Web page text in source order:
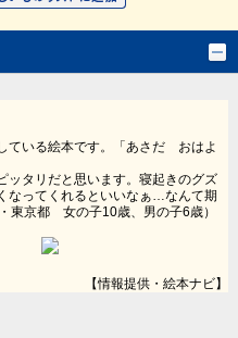
ている絵本です。「あさだ おはよ
ッタリだと思います。寝起きのグズ
なってくれるといいなぁ…なんて期
東京都 女の子10歳、男の子6歳）
【情報提供・絵本ナビ】